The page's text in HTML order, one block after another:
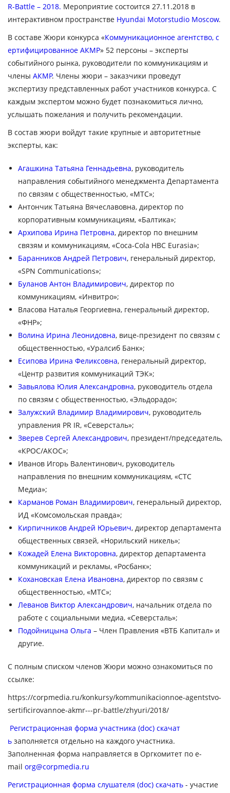
R-Battle – 2018. Мероприятие состоится 27.11.2018 в
интерактивном пространстве Hyundai Motorstudio Moscow.
В составе Жюри конкурса «Коммуникационное агентство, с
ертифицированное АКМР» 52 персоны – эксперты
событийного рынка, руководители по коммуникациям и
члены АКМР. Члены жюри – заказчики проведут
экспертизу представленных работ участников конкурса. С
каждым экспертом можно будет познакомиться лично,
услышать пожелания и получить рекомендации.
В состав жюри войдут такие крупные и авторитетные
эксперты, как:
Агашкина Татьяна Геннадьевна, руководитель
направления событийного менеджмента Департамента
по связям с общественностью, «МТС»;
Антончик Татьяна Вячеславовна, директор по
корпоративным коммуникациям, «Балтика»;
Архипова Ирина Петровна, директор по внешним
связям и коммуникациям, «Сосa-Cola HBC Eurasia»;
Баранников Андрей Петрович, генеральный директор,
«SPN Communications»;
Буланов Антон Владимирович, директор по
коммуникациям, «Инвитро»;
Власова Наталья Георгиевна, генеральный директор,
«ФНР»;
Волина Ирина Леонидовна, вице-президент по связям с
общественностью, «Уралсиб Банк»;
Есипова Ирина Феликсовна, генеральный директор,
«Центр развития коммуникаций ТЭК»;
Завьялова Юлия Александровна, руководитель отдела
по связям с общественностью, «Эльдорадо»;
Залужский Владимир Владимирович, руководитель
управления PR IR, «Северсталь»;
Зверев Сергей Александрович, президент/председатель,
«КРОС/АКОС»;
Иванов Игорь Валентинович, руководитель
направления по внешним коммуникациям, «СТС
Медиа»;
Карманов Роман Владимирович, генеральный директор,
ИД «Комсомольская правда»;
Кирпичников Андрей Юрьевич, директор департамента
общественных связей, «Норильский никель»;
Кожадей Елена Викторовна, директор департамента
коммуникаций и рекламы, «Росбанк»;
Кохановская Елена Ивановна, директор по связям с
общественностью, «МТС»;
Леванов Виктор Александрович, начальник отдела по
работе с социальными медиа, «Северсталь»;
Подойницына Ольга – Член Правления «ВТБ Капитал» и
другие.
С полным списком членов Жюри можно ознакомиться по
ссылке:
https://corpmedia.ru/konkursy/kommunikacionnoe-agentstvo-
sertificirovannoe-akmr---pr-battle/zhyuri/2018/
Регистрационная форма участника (doc) скачат
ь заполняется отдельно на каждого участника.
Заполненная форма направляется в Оргкомитет по e-
mail org@corpmedia.ru
Регистрационная форма слушателя (doc) скачать - участие